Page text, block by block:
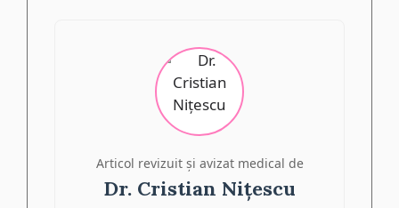
Articol revizuit și avizat medical de
Dr. Cristian Nițescu